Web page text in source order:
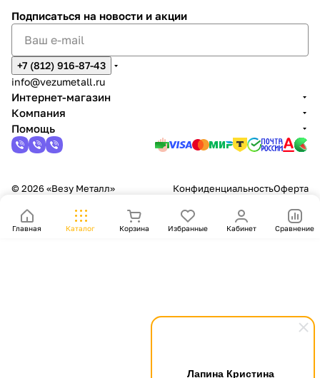
Лапина Кристина
Главная Каталог Корзина Избранные Кабинет Сравнение
Подписаться на новости и акции
+7 (812) 916-87-43
info@vezumetall.ru
Интернет-магазин
Компания
Помощь
© 2026 «Везу Металл» КонфиденциальностьОферта